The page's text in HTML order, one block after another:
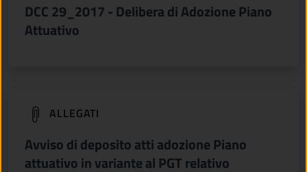
DCC 29_2017 - Delibera di Adozione Piano
Attuativo
ALLEGATI
Avviso di deposito atti adozione Piano
attuativo in variante al PGT relativo
(apre in un'altra scheda).